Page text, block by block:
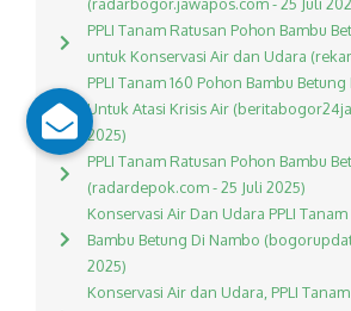
(radarbogor.jawapos.com - 25 Juli
PPLI Tanam Ratusan Pohon Bambu
untuk Konservasi Air dan Udara
PPLI Tanam 160 Pohon Bambu
Untuk Atasi Krisis Air
2025)
PPLI Tanam Ratusan Pohon Bambu
(radardepok.com - 25 Juli 2025)
Konservasi Air Dan Udara PPLI
Bambu Betung Di Nambo
2025)
Konservasi Air dan Udara, PPLI